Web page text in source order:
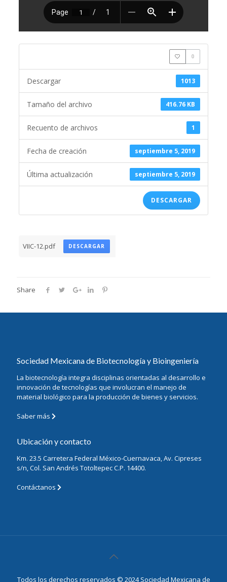
0
1013
Descargar
416.76 KB
Tamaño del archivo
1
Recuento de archivos
septiembre 5, 2019
Fecha de creación
septiembre 5, 2019
Última actualización
DESCARGAR
VIIC-12.pdf DESCARGAR
Share
Sociedad Mexicana de Biotecnología y Bioingeniería
La biotecnología integra disciplinas orientadas al desarrollo e
innovación de tecnologías que involucran el manejo de
material biológico para la producción de bienes y servicios.
Saber más
Ubicación y contacto
Km. 23.5 Carretera Federal México-Cuernavaca, Av. Cipreses
s/n, Col. San Andrés Totoltepec C.P. 14400.
Contáctanos
Todos los derechos reservados © 2024 Sociedad Mexicana de